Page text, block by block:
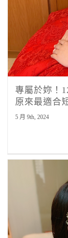
專屬於妳！
原來最適合
5 月 9th, 2024